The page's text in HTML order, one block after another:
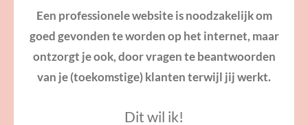
Een professionele website is noodzakelijk om
goed gevonden te worden op het internet, maar
ontzorgt je ook, door vragen te beantwoorden
van je (toekomstige) klanten terwijl jij werkt.
Dit wil ik!